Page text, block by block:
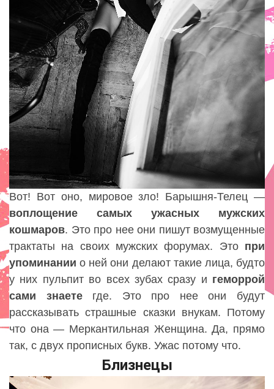
Вот! Вот оно, мировое зло! Барышня-Телец —
воплощение
самых ужасных
мужских
кошмаров. Это про нее они пишут возмущенные
трактаты на своих мужских форумах. Это при
упоминании о ней они делают такие лица, будто
у них пульпит во всех зубах сразу и геморрой
сами
знаетегде. Это про нее они будут
рассказывать страшные сказки внукам. Потому
что она — Меркантильная Женщина. Да, прямо
так, с двух прописных букв. Ужас потому что.
Близнецы